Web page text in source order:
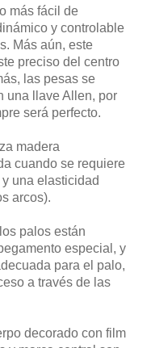
más fácil de
y controlable
Más aún, este
preciso del centro
las pesas se
una llave Allen, por
será perfecto.
madera
cuando se requiere
una elasticidad
arcos).
palos están
especial, y
para el palo,
a través de las
decorado con film